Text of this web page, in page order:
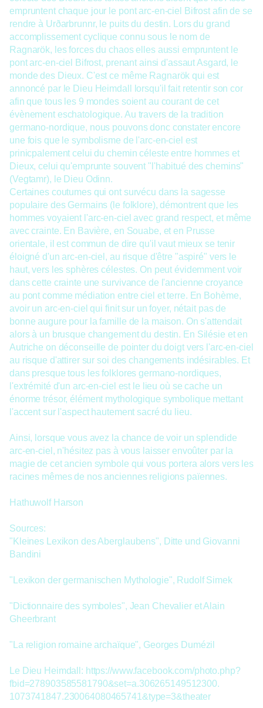
empruntent chaque jour le pont arc-en-ciel Bifrost afin de se
rendre à Urðarbrunnr, le puits du destin. Lors du grand
accomplissement cyclique connu sous le nom de
Ragnarök, les forces du chaos elles aussi empruntent le
pont arc-en-ciel Bifrost, prenant ainsi d'assaut Asgard, le
monde des Dieux. C'est ce même Ragnarök qui est
annoncé par le Dieu Heimdall lorsqu'il fait retentir son cor
afin que tous les 9 mondes soient au courant de cet
évènement eschatologique. Au travers de la tradition
germano-nordique, nous pouvons donc constater encore
une fois que le symbolisme de l'arc-en-ciel est
prinicpalement celui du chemin céleste entre hommes et
Dieux, celui qu'emprunte souvent "l'habitué des chemins"
(Vegtamr), le Dieu Odinn.
Certaines coutumes qui ont survécu dans la sagesse
populaire des Germains (le folklore), démontrent que les
hommes voyaient l'arc-en-ciel avec grand respect, et même
avec crainte. En Bavière, en Souabe, et en Prusse
orientale, il est commun de dire qu'il vaut mieux se tenir
éloigné d'un arc-en-ciel, au risque d'être "aspiré" vers le
haut, vers les sphères célestes. On peut évidemment voir
dans cette crainte une survivance de l'ancienne croyance
au pont comme médiation entre ciel et terre. En Bohème,
avoir un arc-en-ciel qui finit sur un foyer, nétait pas de
bonne augure pour la famille de la maison. On s'attendait
alors à un brusque changement du destin. En Silésie et en
Autriche on déconseille de pointer du doigt vers l'arc-en-ciel
au risque d'attirer sur soi des changements indésirables. Et
dans presque tous les folklores germano-nordiques,
l'extrémité d'un arc-en-ciel est le lieu où se cache un
énorme trésor, élément mythologique symbolique mettant
l'accent sur l'aspect hautement sacré du lieu.
Ainsi, lorsque vous avez la chance de voir un splendide
arc-en-ciel, n'hésitez pas à vous laisser envoûter par la
magie de cet ancien symbole qui vous portera alors vers les
racines mêmes de nos anciennes religions païennes.
Hathuwolf Harson
Sources:
"Kleines Lexikon des Aberglaubens", Ditte und Giovanni
Bandini
"Lexikon der germanischen Mythologie", Rudolf Simek
"Dictionnaire des symboles", Jean Chevalier et Alain
Gheerbrant
"La religion romaine archaïque", Georges Dumézil
Le Dieu Heimdall: https://www.facebook.com/photo.php?
fbid=278903585581 790&set=a.306265149512300.
1073741847.230064080465741 &type=3&theater